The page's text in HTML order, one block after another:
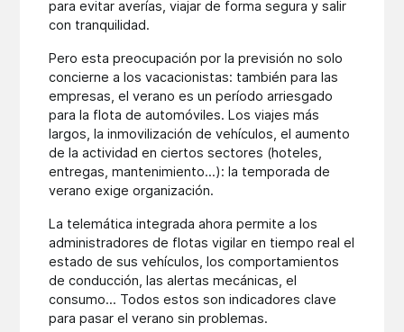
para evitar averías, viajar de forma segura y salir
con tranquilidad.
Pero esta preocupación por la previsión no solo
concierne a los vacacionistas: también para las
empresas, el verano es un período arriesgado
para la flota de automóviles. Los viajes más
largos, la inmovilización de vehículos, el aumento
de la actividad en ciertos sectores (hoteles,
entregas, mantenimiento...): la temporada de
verano exige organización.
La telemática integrada ahora permite a los
administradores de flotas vigilar en tiempo real el
estado de sus vehículos, los comportamientos
de conducción, las alertas mecánicas, el
consumo... Todos estos son indicadores clave
para pasar el verano sin problemas.